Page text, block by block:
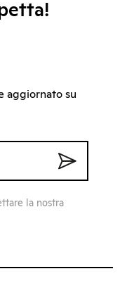
aggiornato su
la nostra